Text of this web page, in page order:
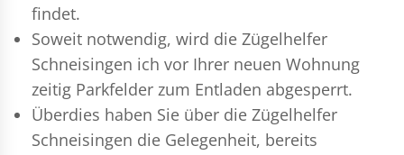
findet.
Soweit notwendig, wird die Zügelhelfer
Schneisingen ich vor Ihrer neuen Wohnung
zeitig Parkfelder zum Entladen abgesperrt.
Überdies haben Sie über die Zügelhelfer
Schneisingen die Gelegenheit, bereits